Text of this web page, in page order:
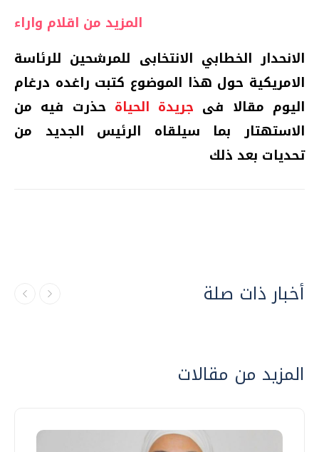
المزيد من اقلام واراء
الانحدار الخطابي الانتخابى للمرشحين للرئاسة
الامريكية حول هذا الموضوع كتبت راغده درغام
اليوم مقالا فى جريدة الحياة حذرت فيه من
الاستهتار بما سيلقاه الرئيس الجديد من
تحديات بعد ذلك
أخبار ذات صلة
المزيد من مقالات